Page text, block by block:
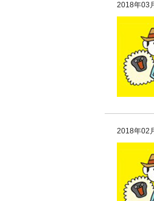
2018年03
2018年02